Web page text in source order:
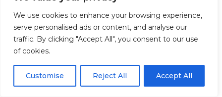
We use cookies to enhance your browsing experience,
serve personalised ads or content, and analyse our
traffic. By clicking "Accept All", you consent to our use
of cookies.
Customise Reject All Accept All
Quels sont les pièges à
éviter avec le PTZ sur
ancien ?